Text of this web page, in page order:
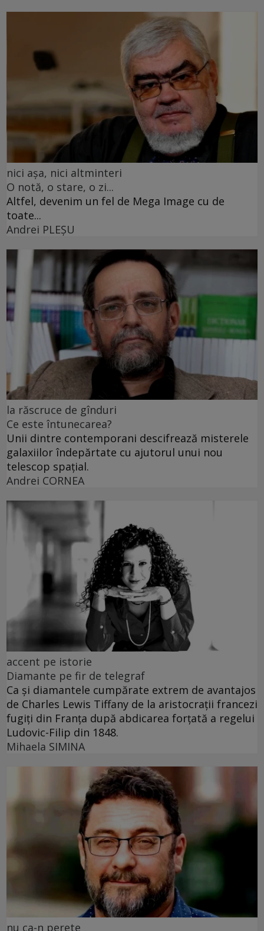
nici așa, nici altminteri
O notă, o stare, o zi...
Altfel, devenim un fel de Mega Image cu de
toate...
Andrei PLEŞU
la răscruce de gînduri
Ce este întunecarea?
Unii dintre contemporani descifrează misterele
galaxiilor îndepărtate cu ajutorul unui nou
telescop spațial.
Andrei CORNEA
accent pe istorie
Diamante pe fir de telegraf
Ca și diamantele cumpărate extrem de avantajos
de Charles Lewis Tiffany de la aristocrații francezi
fugiți din Franța după abdicarea forțată a regelui
Ludovic-Filip din 1848.
Mihaela SIMINA
nu ca-n perete